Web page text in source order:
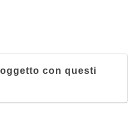
con questi